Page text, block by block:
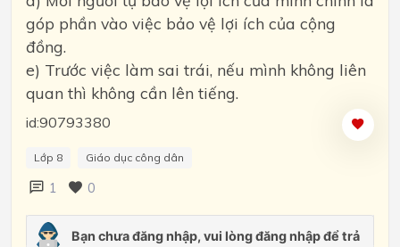
góp phần vào việc bảo vệ lợi ích của cộng
đồng.
e) Trước việc làm sai trái, nếu mình không liên
quan thì không cần lên tiếng.
id:90793380
Lớp 8 Giáo dục công dân
1 0